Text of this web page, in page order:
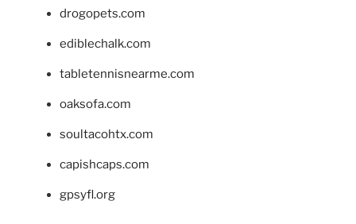
drogopets.com
ediblechalk.com
tabletennisnearme.com
oaksofa.com
soultacohtx.com
capishcaps.com
gpsyfl.org